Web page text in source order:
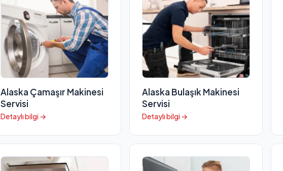
Alaska Çamaşır Makinesi
Servisi
Detaylı bilgi →
Alaska Bulaşık Makinesi
Servisi
Detaylı bilgi →